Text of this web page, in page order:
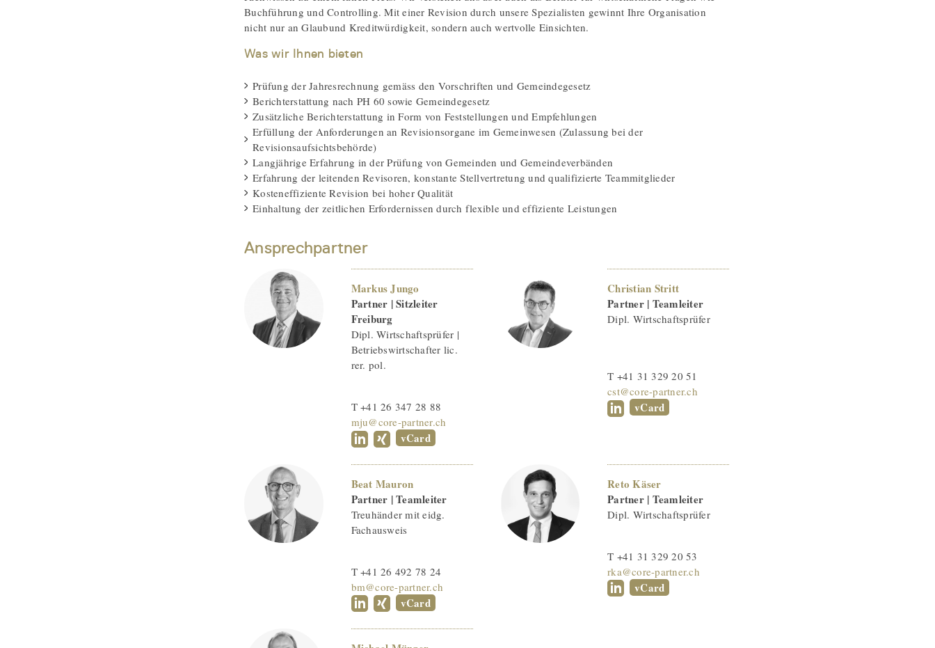
Buchführung und Controlling. Mit einer Revision durch unsere Spezialisten gewinnt Ihre Organisation
nicht nur an Glaubund Kreditwürdigkeit, sondern auch wertvolle Einsichten.
Was wir Ihnen bieten
Prüfung der Jahresrechnung gemäss den Vorschriften und Gemeindegesetz
Berichterstattung nach PH 60 sowie Gemeindegesetz
Zusätzliche Berichterstattung in Form von Feststellungen und Empfehlungen
Erfüllung der Anforderungen an Revisionsorgane im Gemeinwesen (Zulassung bei der
Revisionsaufsichtsbehörde)
Langjährige Erfahrung in der Prüfung von Gemeinden und Gemeindeverbänden
Erfahrung der leitenden Revisoren, konstante Stellvertretung und qualifizierte Teammitglieder
Kosteneffiziente Revision bei hoher Qualität
Einhaltung der zeitlichen Erfordernissen durch flexible und effiziente Leistungen
Ansprechpartner
Markus Jungo
Partner | Sitzleiter
Freiburg
Dipl. Wirtschaftsprüfer |
Betriebswirtschafter lic.
rer. pol.
T +41 26 347 28 88
mju@core-partner.ch
vCard
Christian Stritt
Partner | Teamleiter
Dipl. Wirtschaftsprüfer
T +41 31 329 20 51
cst@core-partner.ch
vCard
Beat Mauron
Partner | Teamleiter
Treuhänder mit eidg.
Fachausweis
T +41 26 492 78 24
bm@core-partner.ch
vCard
Reto Käser
Partner | Teamleiter
Dipl. Wirtschaftsprüfer
T +41 31 329 20 53
rka@core-partner.ch
vCard